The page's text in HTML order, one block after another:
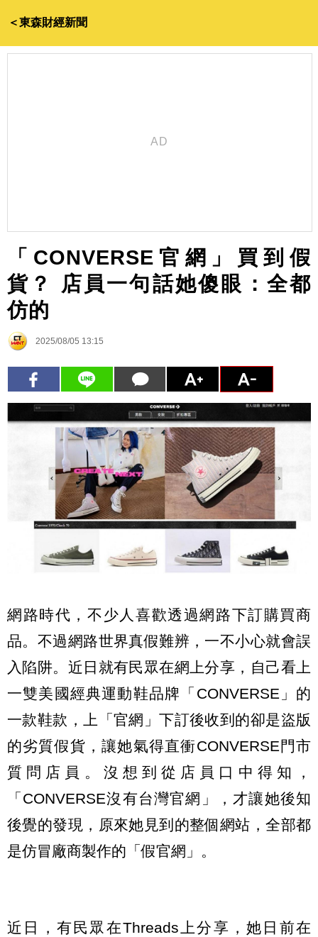
＜東森財經新聞
「CONVERSE官網」買到假
貨？ 店員一句話她傻眼：全都
仿的
2025/08/05 13:15
網路時代，不少人喜歡透過網路下訂購買商
品。不過網路世界真假難辨，一不小心就會誤
入陷阱。近日就有民眾在網上分享，自己看上
一雙美國經典運動鞋品牌「CONVERSE」的
一款鞋款，上「官網」下訂後收到的卻是盜版
的劣質假貨，讓她氣得直衝CONVERSE門市
質問店員。沒想到從店員口中得知，
「CONVERSE沒有台灣官網」，才讓她後知
後覺的發現，原來她見到的整個網站，全部都
是仿冒廠商製作的「假官網」。
近日，有民眾在Threads上分享，她日前在